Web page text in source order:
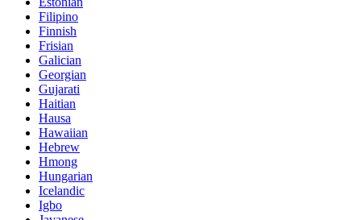
Filipino
Finnish
Frisian
Galician
Georgian
Gujarati
Haitian
Hausa
Hawaiian
Hebrew
Hmong
Hungarian
Icelandic
Igbo